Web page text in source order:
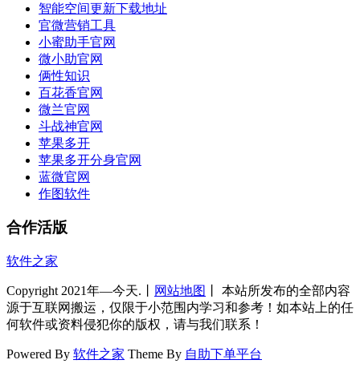
智能空间更新下载地址
官微营销工具
小蜜助手官网
微小助官网
俩性知识
百花香官网
微兰官网
斗战神官网
苹果多开
苹果多开分身官网
蓝微官网
作图软件
合作活版
软件之家
Copyright 2021年—今天.丨 网站地图
丨 本站所发布的全部内容
源于互联网搬运，仅限于小范围内学习和参考！如本站上的任
何软件或资料侵犯你的版权，请与我们联系！
Powered By 软件之家 Theme By 自助下单平台